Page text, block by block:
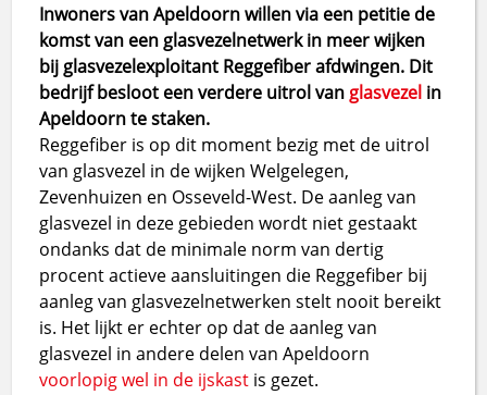
Inwoners van Apeldoorn willen via een petitie de
komst van een glasvezelnetwerk in meer wijken
bij glasvezelexploitant Reggefiber afdwingen. Dit
bedrijf besloot een verdere uitrol van glasvezel in
Apeldoorn te staken.
Reggefiber is op dit moment bezig met de uitrol
van glasvezel in de wijken Welgelegen,
Zevenhuizen en Osseveld-West. De aanleg van
glasvezel in deze gebieden wordt niet gestaakt
ondanks dat de minimale norm van dertig
procent actieve aansluitingen die Reggefiber bij
aanleg van glasvezelnetwerken stelt nooit bereikt
is. Het lijkt er echter op dat de aanleg van
glasvezel in andere delen van Apeldoorn
voorlopig wel in de ijskast is gezet.